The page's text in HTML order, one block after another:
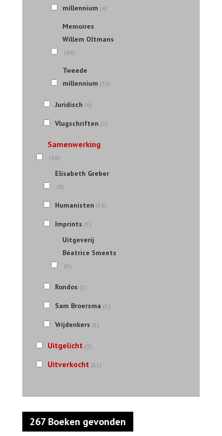
millennium (4)
Memoires
Willem Oltmans
(49)
Tweede
millennium (33)
Juridisch (6)
Vlugschriften (7)
Samenwerking
(38)
Elisabeth Greber
(8)
Humanisten (19)
Imprints (5)
Uitgeverij
Béatrice Smeets
(5)
Rondos (1)
Sam Broersma (1)
Vrijdenkers (5)
Uitgelicht (3)
Uitverkocht (51)
267 Boeken gevonden